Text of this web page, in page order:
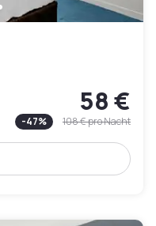
58 €
-47% 108 €pro Nacht